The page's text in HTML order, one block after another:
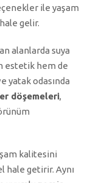
ile yaşam
gelir.
alanlarda suya
estetik hem de
yatak odasında
döşemeleri,
kalitesini
hale getirir. Aynı